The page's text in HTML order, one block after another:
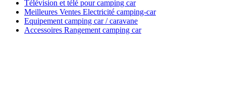
Télévision et télé pour camping car
Meilleures Ventes Electricité camping-car
Equipement camping car / caravane
Accessoires Rangement camping car